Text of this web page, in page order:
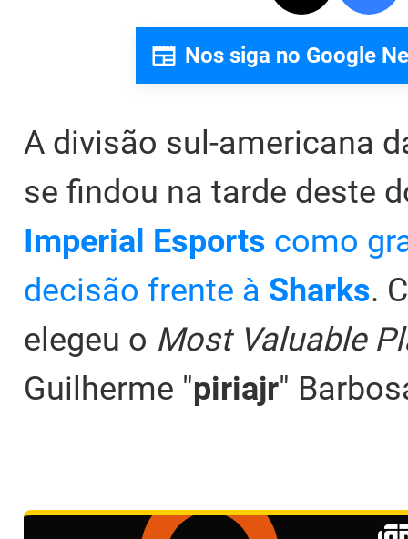
Nos siga no Google
A divisão sul-americana
se findou na tarde deste
Imperial Esports como
decisão frente à Sharks.
elegeu o Most Valuable
Guilherme "piriajr"